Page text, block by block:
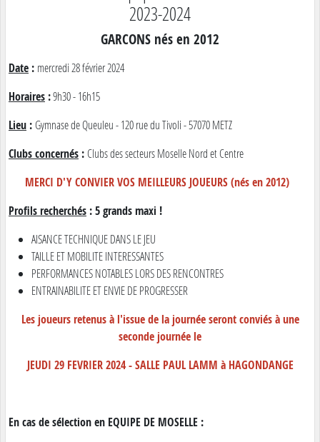
2023-2024
GARCONS nés en 2012
Date : mercredi 28 février 2024
Horaires :9h30 - 16h15
Lieu : Gymnase de Queuleu - 120 rue du Tivoli - 57070 METZ
Clubs concernés : Clubs des secteurs Moselle Nord et Centre
MERCI D'Y CONVIER VOS MEILLEURS JOUEURS (nés en 2012)
Profils recherchés : 5 grands maxi !
AISANCE TECHNIQUE DANS LE JEU
TAILLE ET MOBILITE INTERESSANTES
PERFORMANCES NOTABLES LORS DES RENCONTRES
ENTRAINABILITE ET ENVIE DE PROGRESSER
Les joueurs retenus à l'issue de la journée seront conviés à une
seconde journée le
JEUDI 29 FEVRIER 2024 - SALLE PAUL LAMM à HAGONDANGE
En cas de sélection en EQUIPE DE MOSELLE :